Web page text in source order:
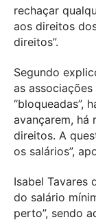
rechaçar
aos direitos
direitos”.
Segundo
as
“bloqueadas”,
avançarem, há
direitos. A
os salários”,
Isabel Tavares
do salário
perto”, sendo